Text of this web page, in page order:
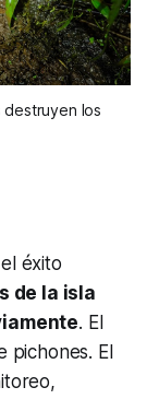
destruyen los
éxito
de la isla
. El
pichones. El